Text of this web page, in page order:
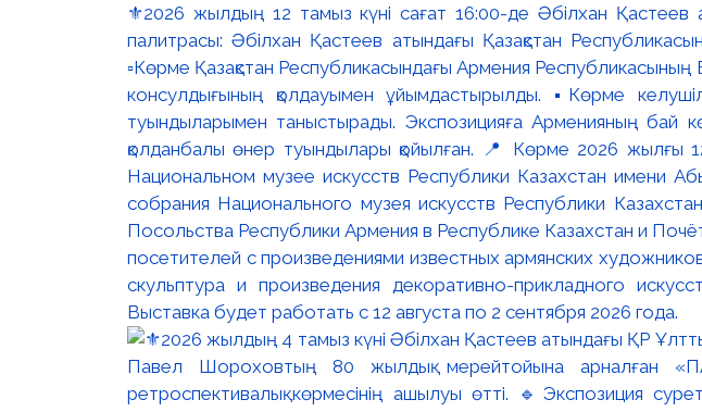
⚜️2026 жылдың 12 тамыз күні сағат 16:00-де Әбілхан Қастеев
палитрасы: Әбілхан Қастеев атындағы Қазақстан
▫️Көрме Қазақстан Республикасындағы Армения Республикасының
консулдығының қолдауымен ұйымдастырылды. ▪️Көрме
туындыларымен таныстырады. Экспозицияға Арменияның бай
қолданбалы өнер туындылары қойылған. 📍 Көрме 2026 жылғы
Национальном музее искусств Республики Казахстан имени
собрания Национального музея искусств Республики
Посольства Республики Армения в Республике Казахстан и
посетителей с произведениями известных армянских
скульптура и произведения декоративно-прикладного
Выставка будет работать с 12 августа по 2 сентября 2026 года.